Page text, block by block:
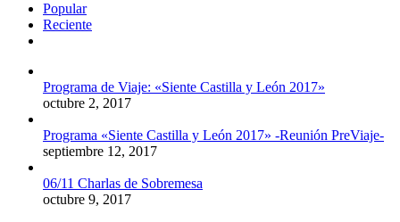
Popular
Reciente
Programa de Viaje: «Siente Castilla y León 2017»
octubre 2, 2017
Programa «Siente Castilla y León 2017» -Reunión PreViaje-
septiembre 12, 2017
06/11 Charlas de Sobremesa
octubre 9, 2017